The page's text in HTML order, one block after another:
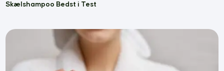
Skælshampoo Bedst i Test